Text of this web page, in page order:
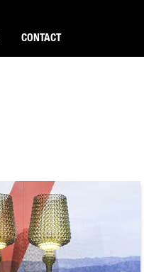
CONTACT